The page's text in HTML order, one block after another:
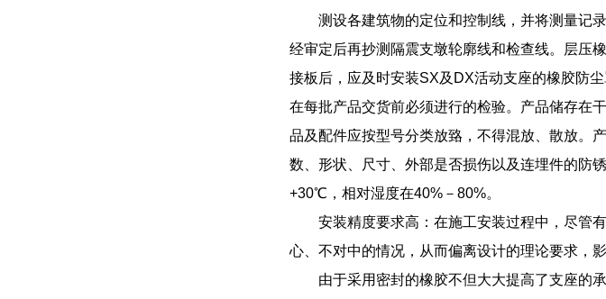
测设各建筑物的定位和控制线，并将测量记
经审定后再抄测隔震支墩轮廓线和检查线。层压
接板后，应及时安装SX及DX活动支座的橡胶防
在每批产品交货前必须进行的检验。产品储存在
品及配件应按型号分类放臵，不得混放、散放。
数、形状、尺寸、外部是否损伤以及连埋件的防
+30℃，相对湿度在40%－80%。
安装精度要求高：在施工安装过程中，尽管
心、不对中的情况，从而偏离设计的理论要求，
由于采用密封的橡胶不但大大提高了支座的